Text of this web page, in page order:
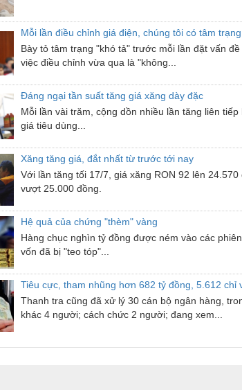
Mỗi lần điều chỉnh giá điện, chúng tôi có tâm
Bày tỏ tâm trạng "khó tả" trước mỗi lần đặt vấn
việc điều chỉnh vừa qua là "không...
Đáng ngại tần suất tăng giá xăng dày đặc
Mỗi lần vài trăm, cộng dồn nhiều lần tăng liên
giá tiêu dùng...
Xăng tăng giá, đắt nhất từ trước tới nay
Với lần tăng tối 17/7, giá xăng RON 92 lên
vượt 25.000 đồng.
Hệ quả của chứng "thèm" vàng
Hàng chục nghìn tỷ đồng được ném vào các
vốn đã bị "teo tóp"...
Tiêu cực, tham nhũng hơn 682 tỷ đồng, 5.612
Thanh tra cũng đã xử lý 30 cán bộ ngân hàng,
khác 4 người; cách chức 2 người; đang xem...